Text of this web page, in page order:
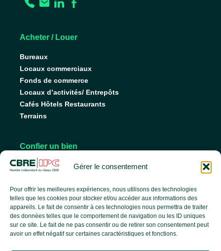
Gérer le consentement
Pour offrir les meilleures expériences, nous utilisons des technologies
telles que les cookies pour stocker et/ou accéder aux informations des
appareils. Le fait de consentir à ces technologies nous permettra de traiter
des données telles que le comportement de navigation ou les ID uniques
sur ce site. Le fait de ne pas consentir ou de retirer son consentement peut
avoir un effet négatif sur certaines caractéristiques et fonctions.
Acheter / Louer
Bureaux
Locaux commerciaux
Fonds de commerce
Locaux d’activités/ Entrepôts
Cafés Hôtels Restaurants
Terrains
Confier un bien
Nos conseils pour vendre
Faire gérer son bien
L’agence